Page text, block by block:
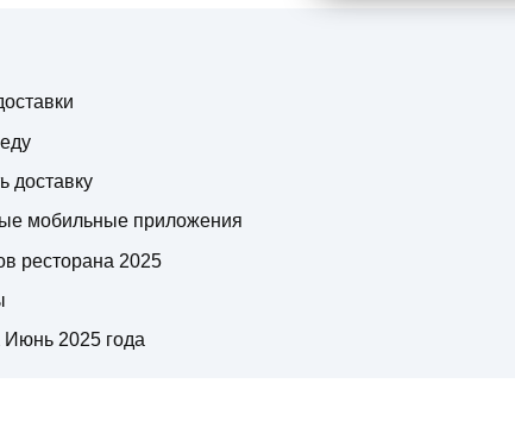
доставку
мобильные приложения
ресторана 2025
2025 года